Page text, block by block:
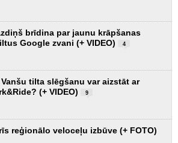
brīdina par jaunu krāpšanas
Google zvani (+ VIDEO)
4
Vanšu tilta slēgšanu var aizstāt ar
(+ VIDEO)
9
reģionālo veloceļu izbūve (+ FOTO)